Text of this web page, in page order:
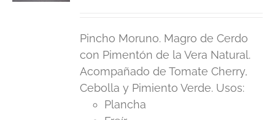
Pincho Moruno. Magro de Cerdo
con Pimentón de la Vera Natural.
Acompañado de Tomate Cherry,
Cebolla y Pimiento Verde. Usos:
Plancha